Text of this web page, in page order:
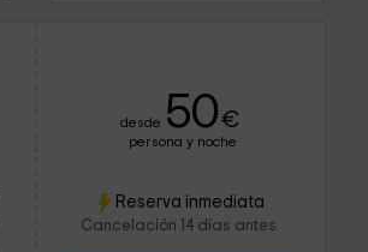
desde 50€
persona y noche
Reserva inmediata
Cancelación 14 días antes